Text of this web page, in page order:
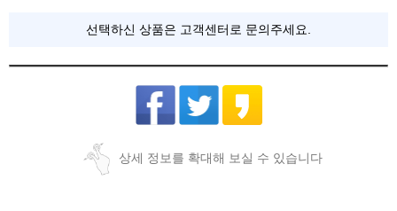
선택하신 상품은 고객센터로 문의주세요.
상세 정보를 확대해 보실 수 있습니다